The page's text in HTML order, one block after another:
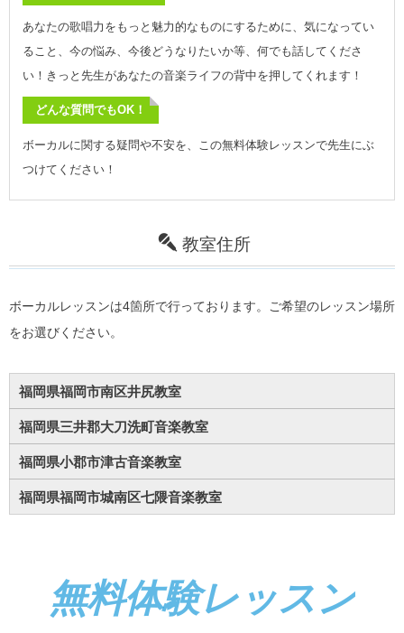
あなたの歌唱力をもっと魅力的なものにするために、気になってい
ること、今の悩み、今後どうなりたいか等、何でも話してくださ
い！きっと先生があなたの音楽ライフの背中を押してくれます！
どんな質問でもOK！
ボーカルに関する疑問や不安を、この無料体験レッスンで先生にぶ
つけてください！
教室住所
ボーカルレッスンは4箇所で行っております。ご希望のレッスン場所
をお選びください。
福岡県福岡市南区井尻教室
福岡県三井郡大刀洗町音楽教室
福岡県小郡市津古音楽教室
福岡県福岡市城南区七隈音楽教室
無料体験レッスン